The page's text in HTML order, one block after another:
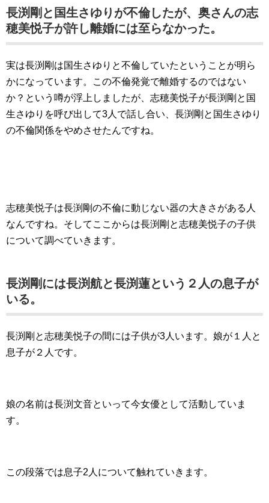
長渕剛と国生さゆりが不倫したが、奥さんの志
穂美悦子が許し離婚には至らなかった。
実は長渕剛は国生さゆりと不倫していたということが明ら
かになっています。この不倫発覚で離婚するのではない
か？という噂が浮上しましたが、志穂美悦子が長渕剛と国
生さゆりを呼び出して3人で話し合い、長渕剛と国生さゆり
の不倫関係をやめさせたんですね。
志穂美悦子は長渕剛の不倫に動じない器の大きさがある人
なんですね。そしてここからは長渕剛と志穂美悦子の子供
について調べていきます。
長渕剛には長渕航と長渕蓮という２人の息子が
いる。
長渕剛と志穂美悦子の間には子供が3人います。娘が１人と
息子が２人です。
娘の名前は長渕文音といって今女優として活動していま
す。
この段落では息子2人について触れていきます。